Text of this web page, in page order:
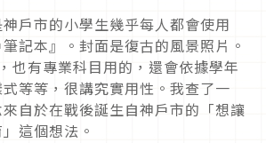
戶市的小學生幾乎每人都會使用
記本』。封面是復古的風景照片。
也有專業科目用的，還會依據學年
等等，很講究實用性。我查了一
自於在戰後誕生自神戶市的「想讓
這個想法。